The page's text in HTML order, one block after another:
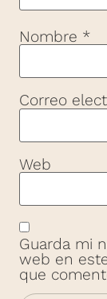
Nombre *
Correo
Web
Guarda mi
web en
que